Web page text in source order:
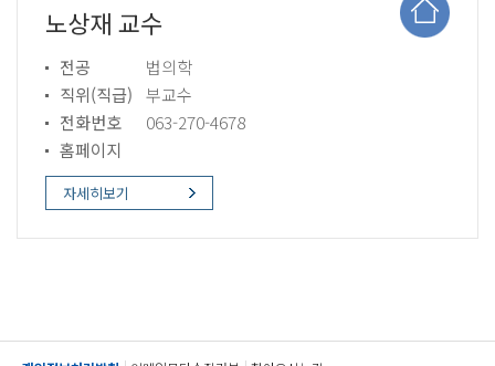
노상재 교수
전공
법의학
직위(직급) 부교수
전화번호
063-270-4678
홈페이지
자세히보기